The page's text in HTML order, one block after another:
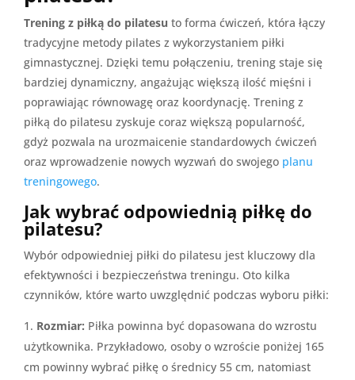
Trening z piłką do pilatesu to forma ćwiczeń, która łączy
tradycyjne metody pilates z wykorzystaniem piłki
gimnastycznej. Dzięki temu połączeniu, trening staje się
bardziej dynamiczny, angażując większą ilość mięśni i
poprawiając równowagę oraz koordynację. Trening z
piłką do pilatesu zyskuje coraz większą popularność,
gdyż pozwala na urozmaicenie standardowych ćwiczeń
oraz wprowadzenie nowych wyzwań do swojego planu
treningowego.
Jak wybrać odpowiednią piłkę do
pilatesu?
Wybór odpowiedniej piłki do pilatesu jest kluczowy dla
efektywności i bezpieczeństwa treningu. Oto kilka
czynników, które warto uwzględnić podczas wyboru piłki:
Rozmiar: Piłka powinna być dopasowana do wzrostu
użytkownika. Przykładowo, osoby o wzroście poniżej 165
cm powinny wybrać piłkę o średnicy 55 cm, natomiast